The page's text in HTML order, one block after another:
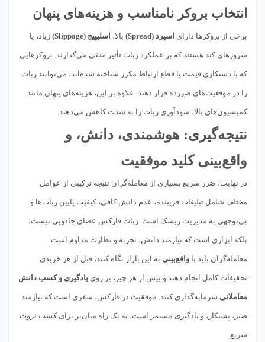
انتخاب بروکر نامناسب و هزینه‌های پنهان
برخی از بروکرها دارای اسپرد (Spread) بالا، اسلیپیج (Slippage) زیاد، یا
سرورهای کند هستند که بر عملکرد ربات تأثیر منفی می‌گذارند. بروکرهایی
که با دستکاری قیمت یا قطع ارتباط مکرر شناخته شده‌اند، می‌توانند ربات
را در موقعیت‌های ضررده قرار دهند. علاوه بر این، هزینه‌های پنهان مانند
کمیسیون‌های بالا، سودآوری ربات را به شدت کاهش می‌دهند.
نتیجه‌گیری: هوشمندی، دانش، و
واقع‌بینی کلید موفقیت
در نهایت، ضرر سریع بسیاری از معامله‌گران نتیجه ترکیبی از عوامل
مختلف شامل تبلیغات فریبنده، عدم دانش کافی، کیفیت پایین ربات‌ها و
بی‌توجهی به مدیریت ریسک است. ربات فارکس عصای جادویی نیست؛
بلکه ابزاری است که نیازمند دانش، تجربه و نظارت مداوم است.
معامله‌گران باید با واقع‌بینی به این بازار نگاه کنند، قبل از هر خریدی
تحقیقات کامل انجام دهند و بیش از هر چیز، بر روی یادگیری و کسب دانش
معاملاتی سرمایه‌گذاری کنند. موفقیت در فارکس، سفری است که نیازمند
صبر، پشتکار، و یادگیری مستمر است، نه یک راه میان‌بر برای کسب ثروت
سریع.